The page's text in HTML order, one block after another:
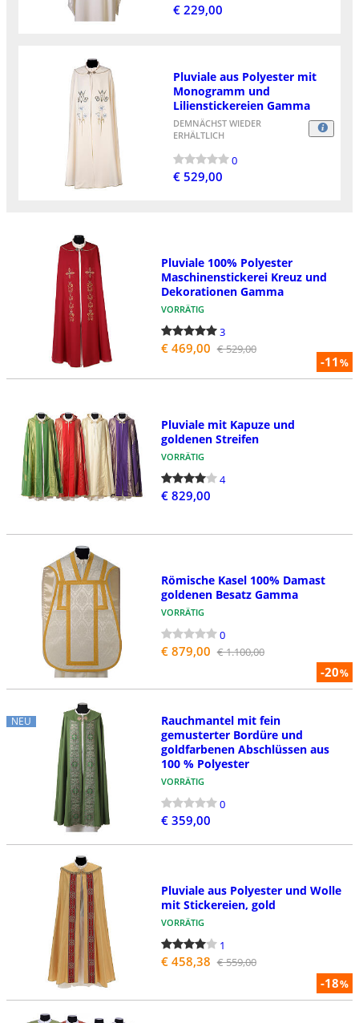
€ 229,00
Pluviale aus Polyester mit
Monogramm und
Lilienstickereien Gamma
DEMNÄCHST WIEDER
ERHÄLTLICH
0
€ 529,00
-11%
Pluviale 100% Polyester
Maschinenstickerei Kreuz und
Dekorationen Gamma
VORRÄTIG
3
€ 469,00 € 529,00
Pluviale mit Kapuze und
goldenen Streifen
VORRÄTIG
4
€ 829,00
-20%
Römische Kasel 100% Damast
goldenen Besatz Gamma
VORRÄTIG
0
€ 879,00 € 1.100,00
NEU
Rauchmantel mit fein
gemusterter Bordüre und
goldfarbenen Abschlüssen aus
100 % Polyester
VORRÄTIG
0
€ 359,00
-18%
Pluviale aus Polyester und Wolle
mit Stickereien, gold
VORRÄTIG
1
€ 458,38 € 559,00